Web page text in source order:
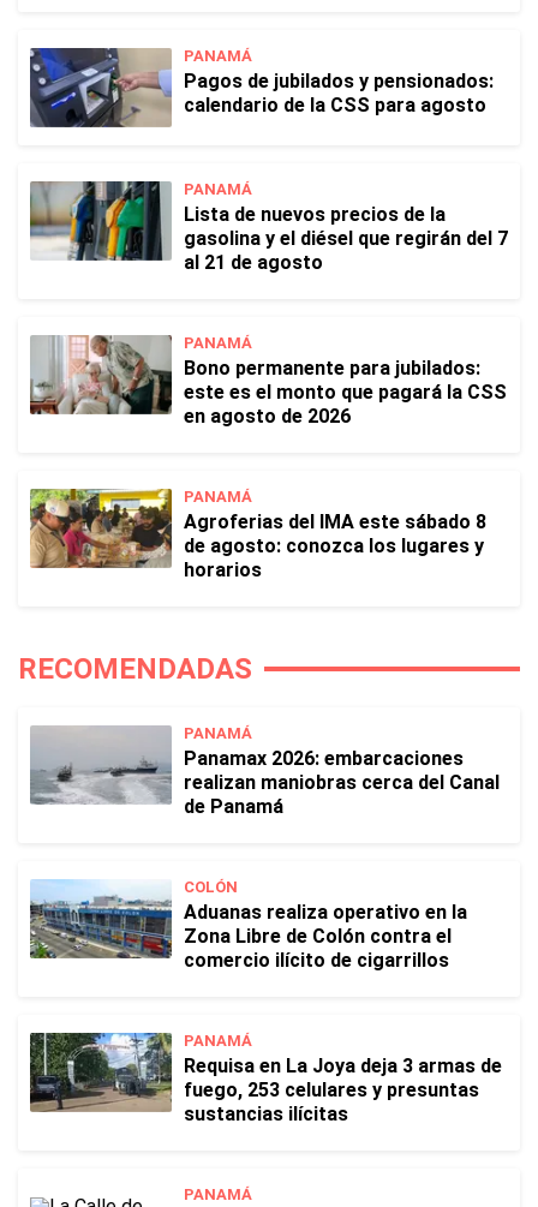
PANAMÁ
Pagos de jubilados y pensionados:
calendario de la CSS para agosto
PANAMÁ
Lista de nuevos precios de la
gasolina y el diésel que regirán del 7
al 21 de agosto
PANAMÁ
Bono permanente para jubilados:
este es el monto que pagará la CSS
en agosto de 2026
PANAMÁ
Agroferias del IMA este sábado 8
de agosto: conozca los lugares y
horarios
RECOMENDADAS
PANAMÁ
Panamax 2026: embarcaciones
realizan maniobras cerca del Canal
de Panamá
COLÓN
Aduanas realiza operativo en la
Zona Libre de Colón contra el
comercio ilícito de cigarrillos
PANAMÁ
Requisa en La Joya deja 3 armas de
fuego, 253 celulares y presuntas
sustancias ilícitas
PANAMÁ